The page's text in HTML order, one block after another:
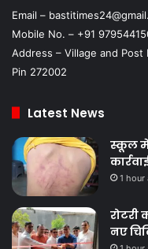
Email –
Mobile No. – +91
Address – Village and
Latest News
स्कूल में
1 hour
रोटरी
नए